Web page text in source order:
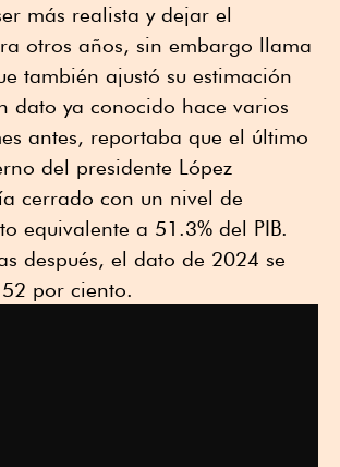
más realista y dejar el
otros años, sin embargo llama
también ajustó su estimación
dato ya conocido hace varios
antes, reportaba que el último
del presidente López
cerrado con un nivel de
equivalente a 51.3% del PIB.
después, el dato de 2024 se
por ciento.